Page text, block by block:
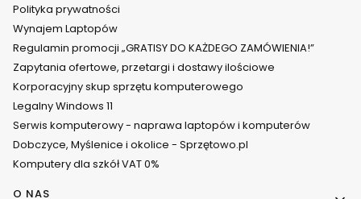
Polityka prywatności
Wynajem Laptopów
Regulamin promocji „GRATISY DO KAŻDEGO ZAMÓWIENIA!”
Zapytania ofertowe, przetargi i dostawy ilościowe
Korporacyjny skup sprzętu komputerowego
Legalny Windows 11
Serwis komputerowy - naprawa laptopów i komputerów
Dobczyce, Myślenice i okolice - Sprzętowo.pl
Komputery dla szkół VAT 0%
O NAS